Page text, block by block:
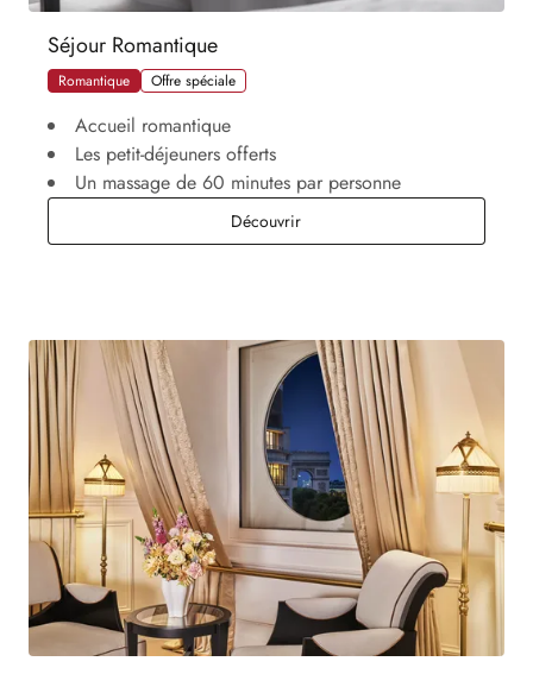
Séjour Romantique
Romantique Offre spéciale
Accueil romantique
Les petit-déjeuners offerts
Un massage de 60 minutes par personne
DécouvrirSéjour Romantique